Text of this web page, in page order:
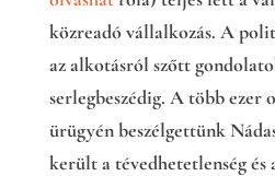
közreadó vállalkozás. A
az alkotásról szőtt
serlegbeszédig. A több ezer
ürügyén beszélgettünk
került a tévedhetetlenség és